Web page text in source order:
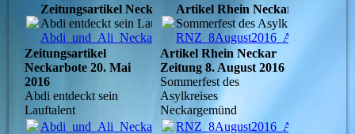
Zeitungsartikel Neckarbote 20. Mai 2016
Abdi entdeckt sein Lauftalent
Abdi_und_Ali_Neckarbote_20Mai2016.pdf(949.11KB)
Zeitungsartikel
Neckarbote 20. Mai
2016
Abdi entdeckt sein
Lauftalent
Abdi_und_Ali_Neckarbote_20Mai2016.pdf(949.11KB)
Artikel Rhein Neckar Zeitung 8.
Sommerfest des Asylkreises
Artikel Rhein Neckar
Zeitung 8. August 2016
Sommerfest des
Asylkreises
Neckargemünd